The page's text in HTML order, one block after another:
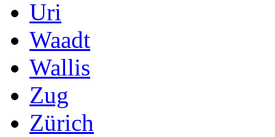
Uri
Waadt
Wallis
Zug
Zürich